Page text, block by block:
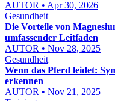
AUTOR • Apr 30, 2026
Gesundheit
Die Vorteile von
umfassender Leitfaden
AUTOR • Nov 28, 2025
Gesundheit
Wenn das Pferd leidet:
erkennen
AUTOR • Nov 21, 2025